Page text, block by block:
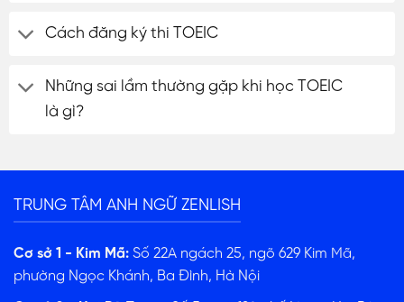
Cách đăng ký thi TOEIC
Những sai lầm thường gặp khi học TOEIC
là gì?
TRUNG TÂM ANH NGỮ ZENLISH
Cơ sở 1 - Kim Mã: Số 22A ngách 25, ngõ 629 Kim Mã,
phường Ngọc Khánh, Ba Đình, Hà Nội